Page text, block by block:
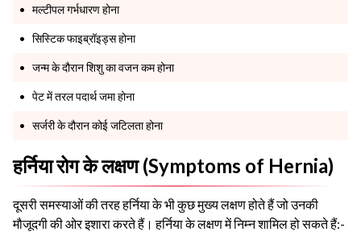
मल्टीपल गर्भधारण होना
सिस्टिक फाइब्रॉइड्स होना
जन्म के दौरान शिशु का वजन कम होना
पेट में तरल पदार्थ जमा होना
सर्जरी के दौरान कोई जटिलता होना
हर्निया रोग के लक्षण (Symptoms of Hernia)
दूसरी समस्याओं की तरह हर्निया के भी कुछ मुख्य लक्षण होते हैं जो उनकी
मौजूदगी की ओर इशारा करते हैं। हर्निया के लक्षण में निम्न शामिल हो सकते हैं:-